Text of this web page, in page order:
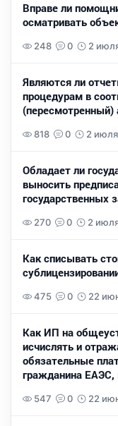
Вправе ли
осматривать
248 0 2
Являются ли
процедурам в
(пересмотренный)
818 0 2
Обладает ли
выносить
государственных
270 0 2
Как списывать
475 0 22
Как ИП на
исчислять и
обязательные
гражданина
547 0 22